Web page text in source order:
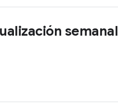
semanal